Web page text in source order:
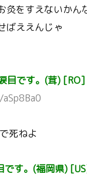
灸をすえないかん
ばええんじゃ
目です。(茸) [RO]
死ねよ
です。(福岡県)